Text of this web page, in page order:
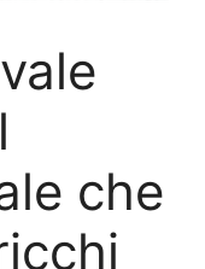
che